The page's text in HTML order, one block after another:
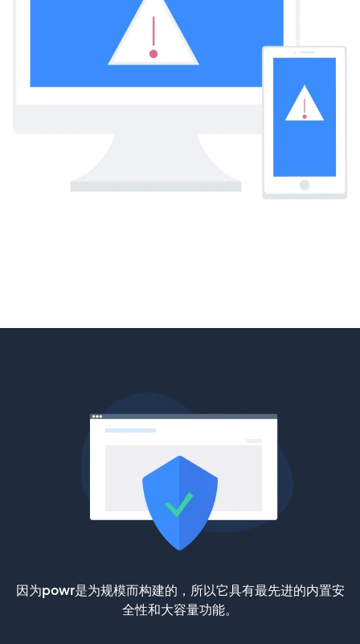
因为powr是为规模而构建的，所以它具有最先进的内置安
全性和大容量功能。